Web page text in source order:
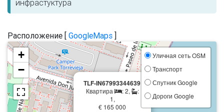
инфрастуктура
Расположение [ GoogleMaps ]
TLF-IN67993344639
Квартира : 2,
:
1,
€ 165 000
×
+
−
Уличная сеть OSM
Транспорт
Спутник Google
Дороги Google